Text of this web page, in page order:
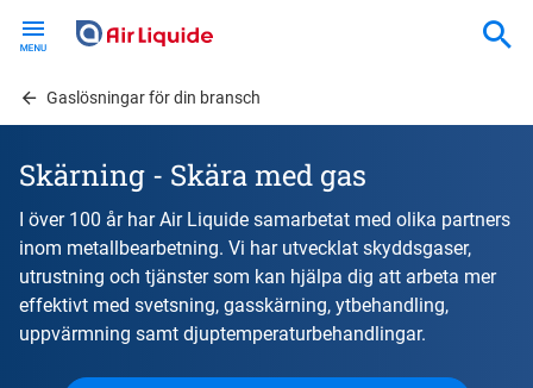
contentGaslösningar för din bransch
Skärning - Skära med gas
I över 100 år har Air Liquide samarbetat med olika partners
inom metallbearbetning. Vi har utvecklat skyddsgaser,
utrustning och tjänster som kan hjälpa dig att arbeta mer
effektivt med svetsning, gasskärning, ytbehandling,
uppvärmning samt djuptemperaturbehandlingar.